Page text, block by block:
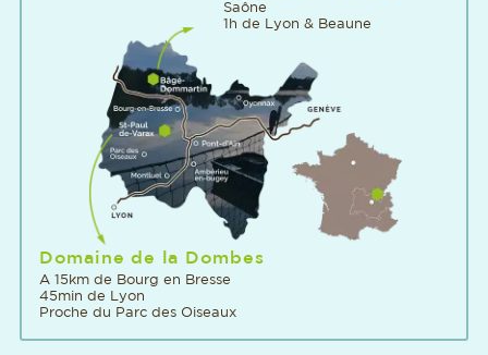
Saône
1h de Lyon & Beaune
Domaine de la Dombes
A 15km de Bourg en Bresse
45min de Lyon
Proche du Parc des Oiseaux